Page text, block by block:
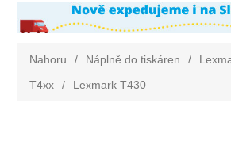
Nahoru / Náplně do tiskáren /
T4xx
/ Lexmark T430